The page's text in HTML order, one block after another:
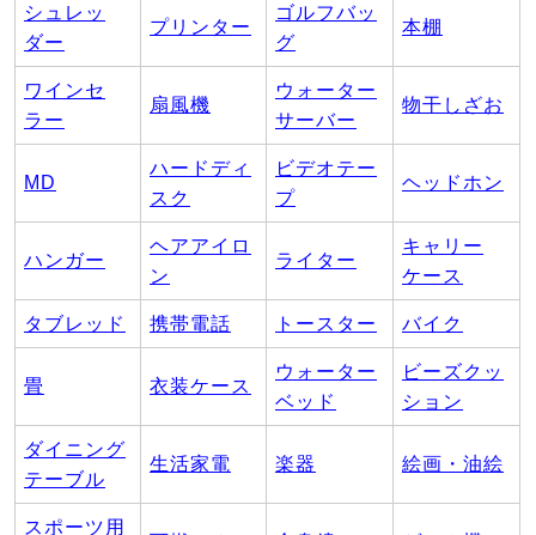
シュレッ
ダー
プリンター
ゴルフバッ
グ
本棚
ワインセ
ラー
扇風機
ウォーター
サーバー
物干しざお
MD
ハードディ
スク
ビデオテー
プ
ヘッドホン
ハンガー
ヘアアイロ
ン
ライター
キャリー
ケース
タブレッド 携帯電話 トースター バイク
畳 衣装ケース
ウォーター
ベッド
ビーズクッ
ション
ダイニング
テーブル
生活家電 楽器 絵画・油絵
スポーツ用